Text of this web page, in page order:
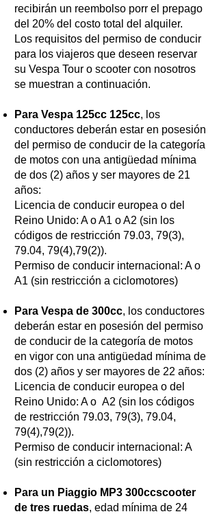
recibirán un reembolso porr el prepago
del 20% del costo total del alquiler.
Los requisitos del permiso de conducir
para los viajeros que deseen reservar
su Vespa Tour o scooter con nosotros
se muestran a continuación.
Para Vespa 125cc 125cc, los
conductores deberán estar en posesión
del permiso de conducir de la categoría
de motos con una antigüedad mínima
de dos (2) años y ser mayores de 21
años:
Licencia de conducir europea o del
Reino Unido: A o A1 o A2 (sin los
códigos de restricción 79.03, 79(3),
79.04, 79(4),79(2)).
Permiso de conducir internacional: A o
A1 (sin restricción a ciclomotores)
Para Vespa de 300cc, los conductores
deberán estar en posesión del permiso
de conducir de la categoría de motos
en vigor con una antigüedad mínima de
dos (2) años y ser mayores de 22 años:
Licencia de conducir europea o del
Reino Unido: A o A2 (sin los códigos
de restricción 79.03, 79(3), 79.04,
79(4),79(2)).
Permiso de conducir internacional: A
(sin restricción a ciclomotores)
Para un Piaggio MP3 300ccscooter
de tres ruedas, edad mínima de 24